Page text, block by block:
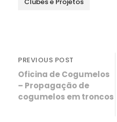
PREVIOUS POST
Oficina de Cogumelos
– Propagação de
cogumelos em troncos